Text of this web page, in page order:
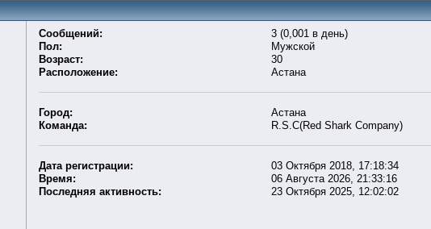
Сообщений:
3 (0,001 в день)
Пол:
Мужской
Возраст:
30
Расположение:
Астана
Город:
Астана
Команда:
R.S.C(Red Shark Company)
Дата регистрации:
03 Октября 2018, 17:18:34
Время:
06 Августа 2026, 21:33:16
Последняя активность:
23 Октября 2025, 12:02:02